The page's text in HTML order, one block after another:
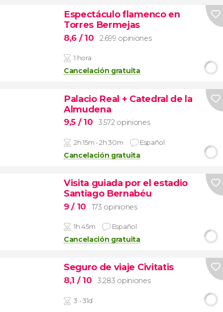
Espectáculo flamenco en
Torres Bermejas
8,6 / 10 2.699 opiniones
1 hora
Cancelación gratuita
Palacio Real + Catedral de la
Almudena
9,5 / 10 3.572 opiniones
2h 15m - 2h 30m Español
Cancelación gratuita
Visita guiada por el estadio
Santiago Bernabéu
9/ 10 173 opiniones
1h 45m Español
Cancelación gratuita
Seguro de viaje Civitatis
8,1 / 10 3.283 opiniones
3 - 31d